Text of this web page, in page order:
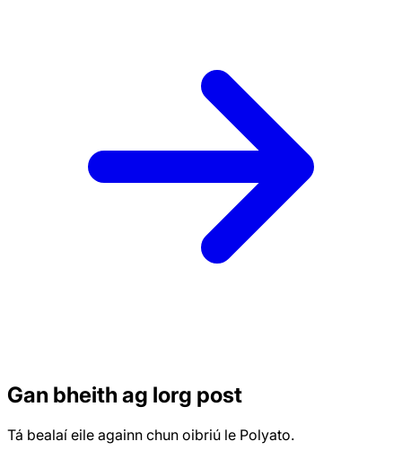
Gan bheith ag lorg post
Tá bealaí eile againn chun oibriú le Polyato.